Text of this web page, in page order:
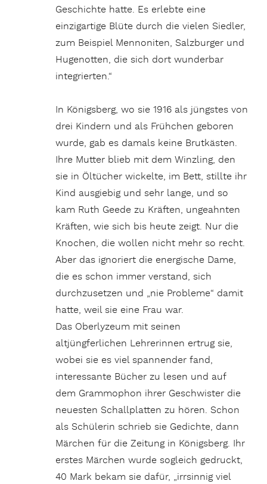
Geschichte hatte. Es erlebte eine
einzigartige Blüte durch die vielen Siedler,
zum Beispiel Mennoniten, Salzburger und
Hugenotten, die sich dort wunderbar
integrierten.“
In Königsberg, wo sie 1916 als jüngstes von
drei Kindern und als Frühchen geboren
wurde, gab es damals keine Brutkästen.
Ihre Mutter blieb mit dem Winzling, den
sie in Öltücher wickelte, im Bett, stillte ihr
Kind ausgiebig und sehr lange, und so
kam Ruth Geede zu Kräften, ungeahnten
Kräften, wie sich bis heute zeigt. Nur die
Knochen, die wollen nicht mehr so recht.
Aber das ignoriert die energische Dame,
die es schon immer verstand, sich
durchzusetzen und „nie Probleme“ damit
hatte, weil sie eine Frau war.
Das Oberlyzeum mit seinen
altjüngferlichen Lehrerinnen ertrug sie,
wobei sie es viel spannender fand,
interessante Bücher zu lesen und auf
dem Grammophon ihrer Geschwister die
neuesten Schallplatten zu hören. Schon
als Schülerin schrieb sie Gedichte, dann
Märchen für die Zeitung in Königsberg. Ihr
erstes Märchen wurde sogleich gedruckt,
40 Mark bekam sie dafür, „irrsinnig viel